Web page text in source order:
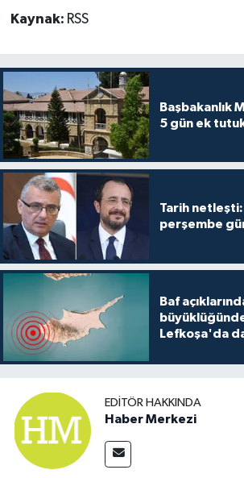
Kaynak: RSS
Başbakanlık
5 gün ek
Tarih
perşembe
Baf
Lefkoşa'da
EDITÖR HAKKINDA
Haber Merkezi
TEKNOLOJİ
TİCARET
YAŞAM